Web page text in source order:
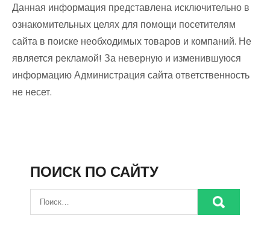
Данная информация представлена исключительно в
ознакомительных целях для помощи посетителям
сайта в поиске необходимых товаров и компаний. Не
является рекламой! За неверную и изменившуюся
информацию Администрация сайта ответственность
не несет.
ПОИСК ПО САЙТУ